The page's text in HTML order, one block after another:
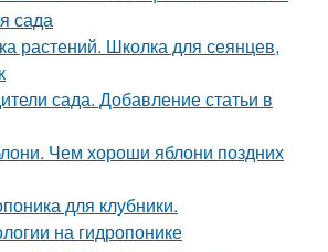
сада
растений. Школка для сеянцев,
сада. Добавление статьи в
Чем хороши яблони поздних
для клубники.
на гидропонике